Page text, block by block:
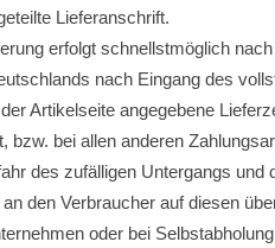
Lieferanschrift.
erfolgt schnellstmöglich
nach Eingang des
Artikelseite angegebene
bzw. bei allen anderen
des zufälligen Untergangs
den Verbraucher auf diesen
oder bei